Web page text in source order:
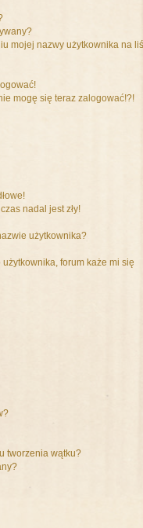
mojej nazwy użytkownika na
mogę się teraz zalogować!?!
nadal jest zły!
użytkownika?
forum każe mi się
tworzenia wątku?